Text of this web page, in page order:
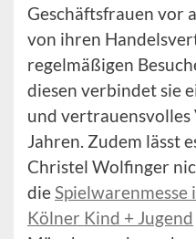
Geschäftsfrauen vor
von ihren
regelmäßigen
diesen verbindet sie
und
Jahren. Zudem lässt
Christel Wolfinger
die
Kölner Kind + Jugend